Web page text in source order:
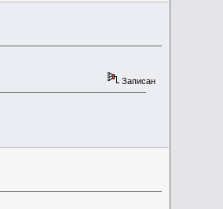
Записан